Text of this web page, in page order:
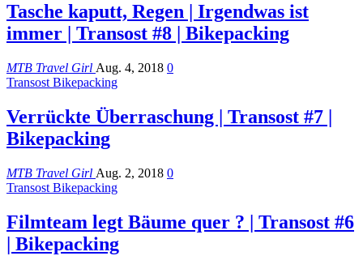
Tasche kaputt, Regen | Irgendwas ist
immer | Transost #8 | Bikepacking
MTB Travel Girl Aug. 4, 2018 0
Transost Bikepacking
Verrückte Überraschung | Transost #7 |
Bikepacking
MTB Travel Girl Aug. 2, 2018 0
Transost Bikepacking
Filmteam legt Bäume quer ? | Transost #6
| Bikepacking